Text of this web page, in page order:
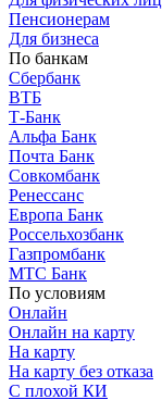
Пенсионерам
Для бизнеса
По банкам
Сбербанк
ВТБ
Т-Банк
Альфа Банк
Почта Банк
Совкомбанк
Ренессанс
Европа Банк
Россельхозбанк
Газпромбанк
МТС Банк
По условиям
Онлайн
Онлайн на карту
На карту
На карту без отказа
С плохой КИ